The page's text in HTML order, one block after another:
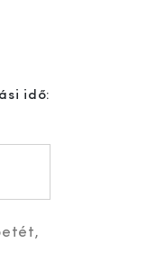
idő: